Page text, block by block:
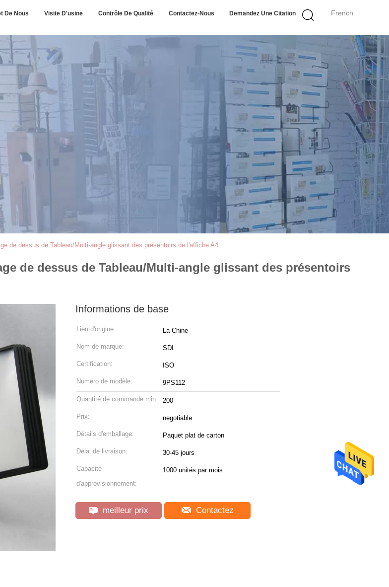
French
De Nous Visite D'usine Contrôle De Qualité Contactez-Nous Demandez Une Citation
de dessus de Tableau/Multi-angle glissant des présentoirs de l'affiche A4
de dessus de Tableau/Multi-angle glissant des présentoirs
Informations de base
Lieu d'origine: La Chine
Nom de marque: SDI
Certification: ISO
Numéro de modèle: 9PS112
Quantité de commande min: 200
Prix: negotiable
Détails d'emballage: Paquet plat de carton
Délai de livraison: 30-45 jours
Capacité
d'approvisionnement:
1000 unités par mois
meilleur prix Contactez